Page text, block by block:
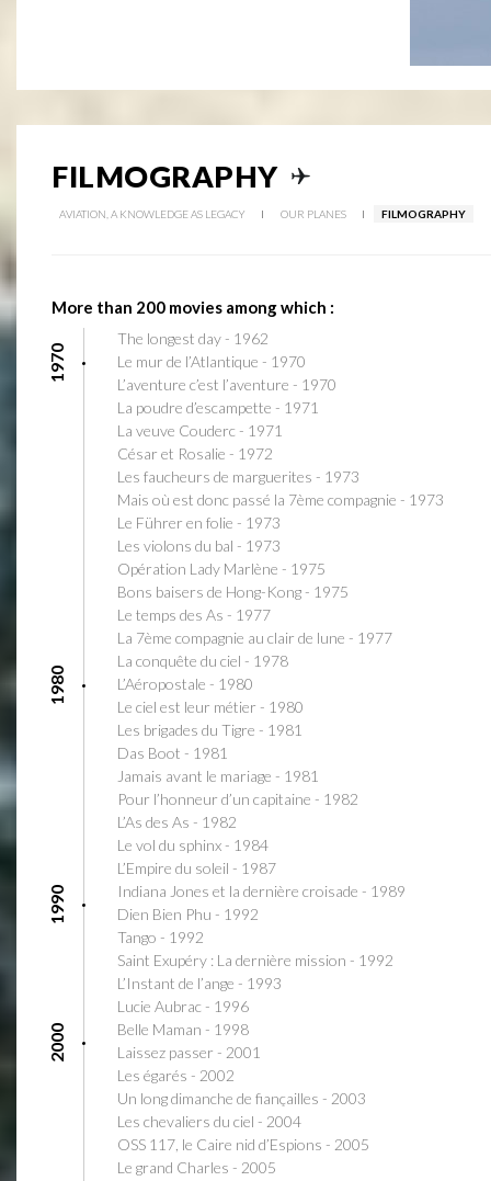
FILMOGRAPHY
AVIATION, A KNOWLEDGE AS LEGACY OUR PLANES FILMOGRAPHY
More than 200 movies among which :
The longest day - 1962
1970
Le mur de l’Atlantique - 1970
L’aventure c’est l’aventure - 1970
La poudre d’escampette - 1971
La veuve Couderc - 1971
César et Rosalie - 1972
Les faucheurs de marguerites - 1973
Mais où est donc passé la 7ème compagnie - 1973
Le Führer en folie - 1973
Les violons du bal - 1973
Opération Lady Marlène - 1975
Bons baisers de Hong-Kong - 1975
Le temps des As - 1977
La 7ème compagnie au clair de lune - 1977
La conquête du ciel - 1978
1980
L’Aéropostale - 1980
Le ciel est leur métier - 1980
Les brigades du Tigre - 1981
Das Boot - 1981
Jamais avant le mariage - 1981
Pour l’honneur d’un capitaine - 1982
L’As des As - 1982
Le vol du sphinx - 1984
L’Empire du soleil - 1987
Indiana Jones et la dernière croisade - 1989
1990
Dien Bien Phu - 1992
Tango - 1992
Saint Exupéry : La dernière mission - 1992
L’Instant de l’ange - 1993
Lucie Aubrac - 1996
Belle Maman - 1998
2000
Laissez passer - 2001
Les égarés - 2002
Un long dimanche de fiançailles - 2003
Les chevaliers du ciel - 2004
OSS 117, le Caire nid d’Espions - 2005
Le grand Charles - 2005